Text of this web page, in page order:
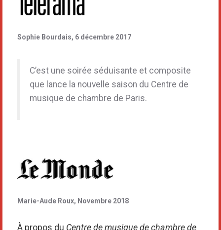
Sophie Bourdais, 6 décembre 2017
C’est une soirée séduisante et composite
que lance la nouvelle saison du Centre de
musique de chambre de Paris.
Marie-Aude Roux, Novembre 2018
À propos du Centre de musique de chambre de